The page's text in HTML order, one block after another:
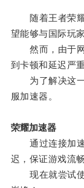
随着王者荣耀
望能够与国际玩
然而，由于网
到卡顿和延迟严
为了解决这一
服加速器。
荣耀加速器
通过连接加速
迟，保证游戏流畅
现在就尝试使